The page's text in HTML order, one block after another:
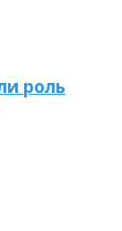
роль